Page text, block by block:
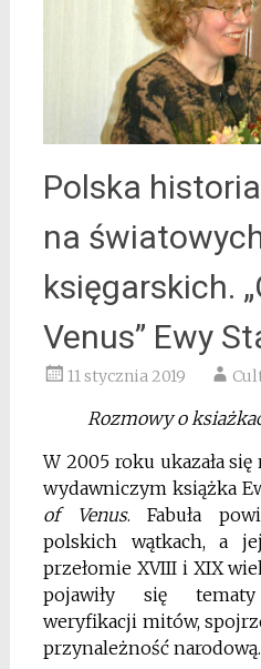
Polska historia
na
księgarskich.
Venus” Ewy
11 stycznia 2019
Rozmowy o
W 2005 roku ukazała
wydawniczym książka
of Venus. Fabuła
polskich wątkach, a
przełomie XVIII i XIX
pojawiły się
weryfikacji mitów,
przynależność narodową.